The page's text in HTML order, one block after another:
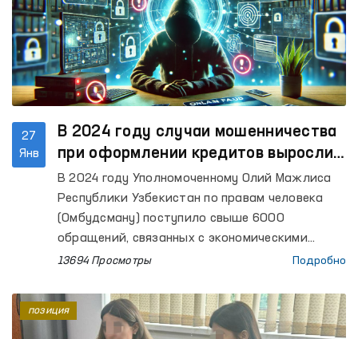
27
Янв
В 2024 году случаи мошенничества
при оформлении кредитов выросли
на 42% – Омбудсман
В 2024 году Уполномоченному Олий Мажлиса
Республики Узбекистан по правам человека
(Омбудсману) поступило свыше 6000
обращений, связанных с экономическими
правами граждан. Из них 9% связанны со
возросло число случаев оформления кредитов
в различных коммерческих банках на имя
13694 Просмотры Подробно
позиция